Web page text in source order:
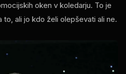
oken v koledarju. To je
ali jo kdo želi olepševati ali ne.